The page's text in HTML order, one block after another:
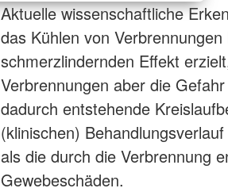
Aktuelle wissenschaftliche
das Kühlen von
schmerzlindernden Effekt
Verbrennungen aber die
dadurch entstehende
(klinischen)
als die durch die Verbrennung
Gewebeschäden.